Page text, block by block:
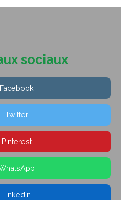
sociaux
Facebook
Twitter
Pinterest
Linkedin